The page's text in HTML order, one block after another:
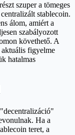
szuper a tömeges
stablecoin.
álom, amiért a
szabályozott
követhető. A
figyelme
hatalmas
Ha a
teret, a